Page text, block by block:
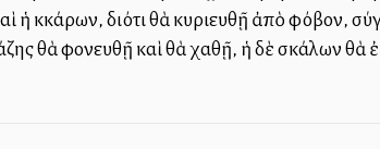
Ἀκκάρων, διότι θὰ κυριευθῇ ἀπὸ φόβον,
θὰ φονευθῇ καὶ θὰ χαθῇ, ἡ δὲ Ἀσκάλων θὰ